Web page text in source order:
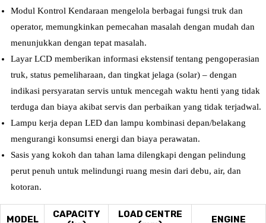
Modul Kontrol Kendaraan mengelola berbagai fungsi truk dan
operator, memungkinkan pemecahan masalah dengan mudah dan
menunjukkan dengan tepat masalah.
Layar LCD memberikan informasi ekstensif tentang pengoperasian
truk, status pemeliharaan, dan tingkat jelaga (solar) – dengan
indikasi persyaratan servis untuk mencegah waktu henti yang tidak
terduga dan biaya akibat servis dan perbaikan yang tidak terjadwal.
Lampu kerja depan LED dan lampu kombinasi depan/belakang
mengurangi konsumsi energi dan biaya perawatan.
Sasis yang kokoh dan tahan lama dilengkapi dengan pelindung
perut penuh untuk melindungi ruang mesin dari debu, air, dan
kotoran.
MODEL
CAPACITY
LOAD CENTRE
ENGINE